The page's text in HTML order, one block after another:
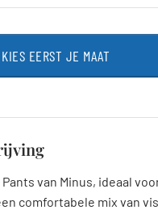
KIES EERST JE MAAT
Pants van Minus, ideaal
comfortabele mix van